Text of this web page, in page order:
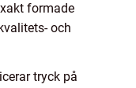
formade
och
tryck på